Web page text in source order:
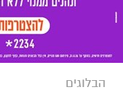
הבלוגים